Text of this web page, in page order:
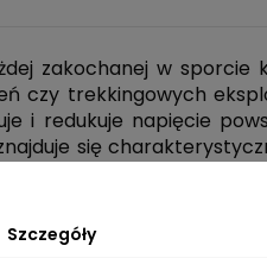
zakochanej w sporcie
czy trekkingowych
redukuje napięcie
się
Szczegóły